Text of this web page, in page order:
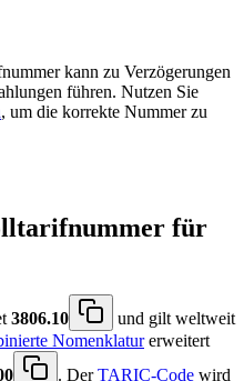
kann zu Verzögerungen
führen. Nutzen Sie
, um die korrekte Nummer zu
für
3806.10
und gilt weltweit
Nomenklaturerweitert
. DerTARIC-Code wird